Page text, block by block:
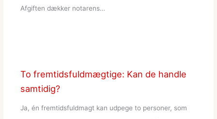
Afgiften dækker notarens…
To fremtidsfuldmægtige: Kan de handle
samtidig?
Ja, én fremtidsfuldmagt kan udpege to personer, som